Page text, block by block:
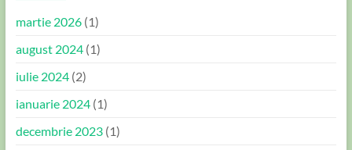
martie 2026(1)
august 2024(1)
iulie 2024(2)
ianuarie 2024(1)
decembrie 2023(1)